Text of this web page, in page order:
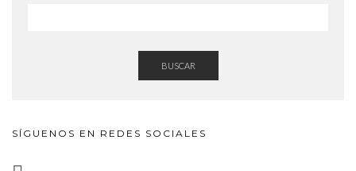
BUSCAR
SÍGUENOS EN REDES SOCIALES